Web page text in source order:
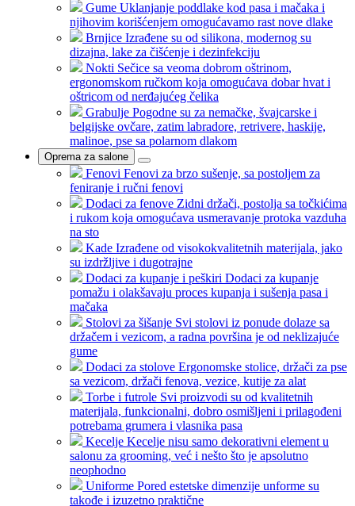
Gume Uklanjanje poddlake kod pasa i mačaka i
njihovim korišćenjem omogućavamo rast nove dlake
Brnjice Izrađene su od silikona, modernog su
dizajna, lake za čišćenje i dezinfekciju
Nokti Sečice sa veoma dobrom oštrinom,
ergonomskom ručkom koja omogućava dobar hvat i
oštricom od nerđajućeg čelika
Grabulje Pogodne su za nemačke, švajcarske i
belgijske ovčare, zatim labradore, retrivere, haskije,
malinoe, pse sa polarnom dlakom
Oprema za salone
Fenovi Fenovi za brzo sušenje, sa postoljem za
feniranje i ručni fenovi
Dodaci za fenove Zidni držači, postolja sa točkićima
i rukom koja omogućava usmeravanje protoka vazduha
na sto
Kade Izrađene od visokokvalitetnih materijala, jako
su izdržljive i dugotrajne
Dodaci za kupanje i peškiri Dodaci za kupanje
pomažu i olakšavaju proces kupanja i sušenja pasa i
mačaka
Stolovi za šišanje Svi stolovi iz ponude dolaze sa
držačem i vezicom, a radna površina je od neklizajuće
gume
Dodaci za stolove Ergonomske stolice, držači za pse
sa vezicom, držači fenova, vezice, kutije za alat
Torbe i futrole Svi proizvodi su od kvalitetnih
materijala, funkcionalni, dobro osmišljeni i prilagođeni
potrebama grumera i vlasnika pasa
Kecelje Kecelje nisu samo dekorativni element u
salonu za grooming, već i nešto što je apsolutno
neophodno
Uniforme Pored estetske dimenzije unforme su
takođe i izuzetno praktične